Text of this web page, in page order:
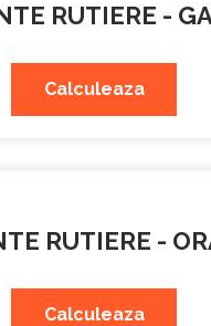
RUTIERE -
Calculeaza
RUTIERE -
Calculeaza